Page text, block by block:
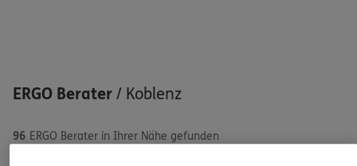
ERGO Berater / Koblenz
96 ERGO Berater in Ihrer Nähe gefunden